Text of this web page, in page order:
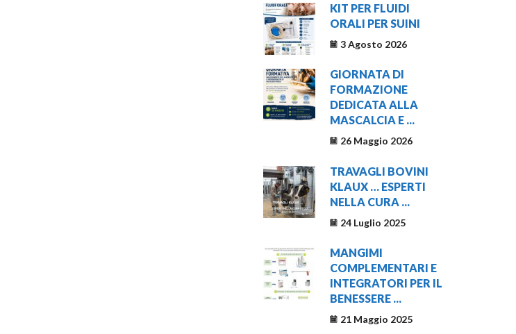
KIT PER FLUIDI
ORALI PER SUINI
3 Agosto 2026
GIORNATA DI
FORMAZIONE
DEDICATA ALLA
MASCALCIA E ...
26 Maggio 2026
TRAVAGLI BOVINI
KLAUX … ESPERTI
NELLA CURA ...
24 Luglio 2025
MANGIMI
COMPLEMENTARI E
INTEGRATORI PER IL
BENESSERE ...
21 Maggio 2025